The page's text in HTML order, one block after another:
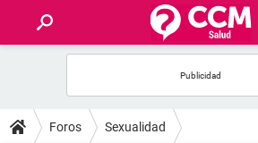
FOROS
Foros Sexualidad